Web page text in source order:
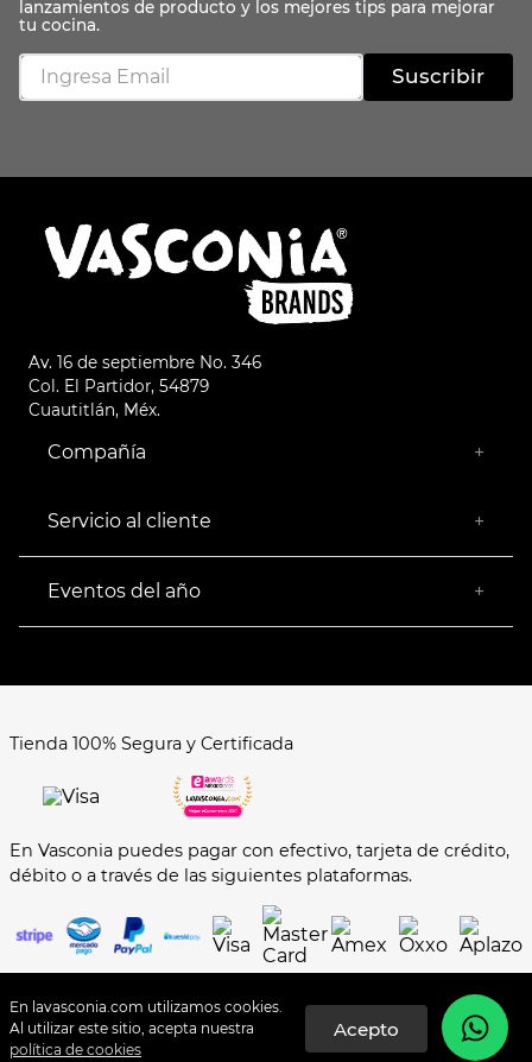
En lavasconia.com utilizamos cookies.
Al utilizar este sitio, acepta nuestra
política de cookies
Suscribir
Av. 16 de septiembre No. 346
Col. El Partidor, 54879
Cuautitlán, Méx.
Compañía +
Empresa Socialmente Responsable
Servicio al cliente +
Facturación
Devoluciones
Formas de Pago
Eventos del año +
Buen Fin
Tienda 100% Segura y Certificada
En Vasconia puedes pagar con efectivo, tarjeta de crédito,
débito o a través de las siguientes plataformas.
©️COPYRIGHT VASCONIA BRANDS 2024